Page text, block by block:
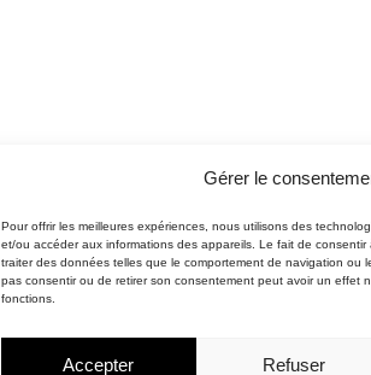
Gérer le
Pour offrir les meilleures expériences, nous utilisons des
et/ou accéder aux informations des appareils. Le fait de
traiter des données telles que le comportement de navigation ou
pas consentir ou de retirer son consentement peut avoir un effet
fonctions.
Accepter Refuser